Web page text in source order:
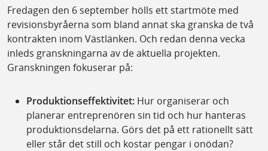
Fredagen den 6 september hölls ett startmöte med
revisionsbyråerna som bland annat ska granska de två
kontrakten inom Västlänken. Och redan denna vecka
inleds granskningarna av de aktuella projekten.
Granskningen fokuserar på:
Produktionseffektivitet: Hur organiserar och
planerar entreprenören sin tid och hur hanteras
produktionsdelarna. Görs det på ett rationellt sätt
eller står det still och kostar pengar i onödan?